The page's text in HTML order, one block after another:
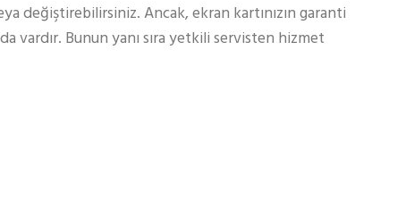
değiştirebilirsiniz. Ancak, ekran kartınızın garanti
vardır. Bunun yanı sıra yetkili servisten hizmet